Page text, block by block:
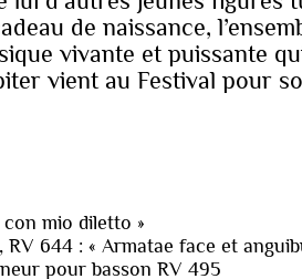
de naissance,
vivante et puissante
vient au Festival pour
mio diletto »
RV 644 : « Armatae face et
pour basson RV 495